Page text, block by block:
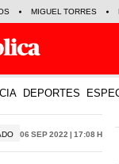
MIGUEL TORRES
DEPORTES
06 Sep 2022 | 17:08 h